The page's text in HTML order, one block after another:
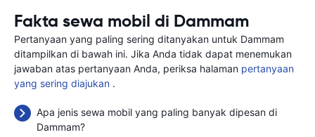
Fakta sewa mobil di Dammam
Pertanyaan yang paling sering ditanyakan untuk Dammam
ditampilkan di bawah ini. Jika Anda tidak dapat menemukan
jawaban atas pertanyaan Anda, periksa halaman pertanyaan
yang sering diajukan .
Apa jenis sewa mobil yang paling banyak dipesan di
Dammam?